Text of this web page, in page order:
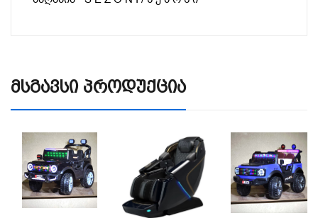
Მსგავსი Პროდუქცია